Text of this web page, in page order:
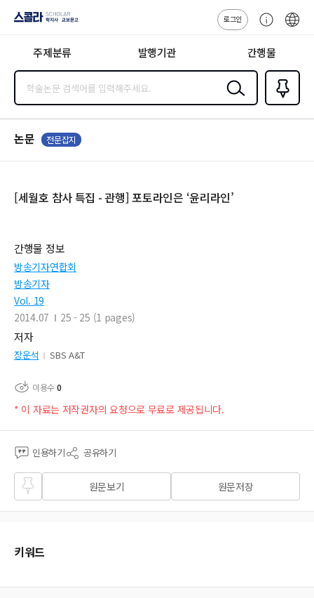
지사·교보문고
로그인
센
주제분류 발행기관 간행물
검색
즐겨찾
기0
논문 전문잡지
[세월호 참사 특집 - 관행] 포토라인은 ‘윤리라인’
간행물 정보
방송기자연합회
방송기자
Vol. 19
2014.07
25 - 25 (1 pages)
저자
장운석 SBS A&T
이용수0
* 이 자료는 저작권자의 요청으로 무료로 제공됩니다.
인용하기 공유하기
즐겨
찾기
원문보기 원문저장
키워드